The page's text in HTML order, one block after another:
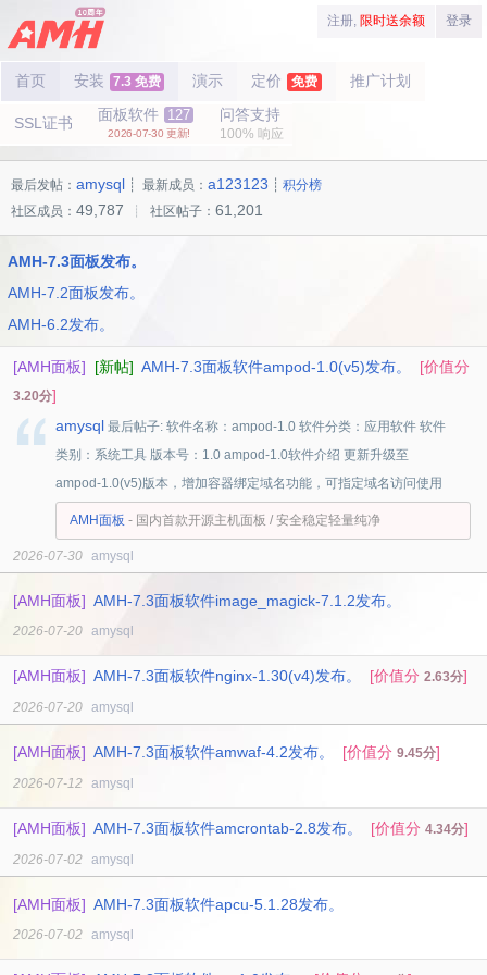
注册, 限时送余额 登录
首页 安装 7.3 免费 演示 定价 免费 推广计划
SSL证书 面板软件 127
2026-07-30 更新!
问答支持
100% 响应
最后发帖： amysql ┊ 最新成员： a123123 ┊ 积分榜
社区成员： 49,787 ┊ 社区帖子： 61,201
AMH-7.3面板发布。
AMH-7.2面板发布。
AMH-6.2发布。
[AMH面板] [新帖] AMH-7.3面板软件ampod-1.0(v5)发布。 [价值分
3.20分]
amysql 最后帖子: 软件名称：ampod-1.0 软件分类：应用软件 软件
类别：系统工具 版本号：1.0 ampod-1.0软件介绍 更新升级至
ampod-1.0(v5)版本，增加容器绑定域名功能，可指定域名访问使用
容器，支持设置多个域名访问容器不同端口，增加restart重启命令，
与简化启动、停止、重启命令可忽略admin参数。ampod是amh容器
有更好安全与运行性能，同时极少资源占用，无dockerd守护进程，
无容器管理containerd、容器运行runc进程及网络proxy进程、同等
环境运行应用相比docker可节省大幅系统资源占用，在必要应用容器
时可最大程度满足amh在轻量方面的控制要求，ampod简化镜像、容
器应用管理，提供...
AMH面板 - 国内首款开源主机面板 / 安全稳定轻量纯净
2026-07-30 amysql
[AMH面板] AMH-7.3面板软件image_magick-7.1.2发布。
2026-07-20 amysql
[AMH面板] AMH-7.3面板软件nginx-1.30(v4)发布。 [价值分 2.63分]
2026-07-20 amysql
[AMH面板] AMH-7.3面板软件amwaf-4.2发布。 [价值分 9.45分]
2026-07-12 amysql
[AMH面板] AMH-7.3面板软件amcrontab-2.8发布。 [价值分 4.34分]
2026-07-02 amysql
[AMH面板] AMH-7.3面板软件apcu-5.1.28发布。
2026-07-02 amysql